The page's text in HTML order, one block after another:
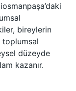
bireylerin
düzeyde
kazanır.